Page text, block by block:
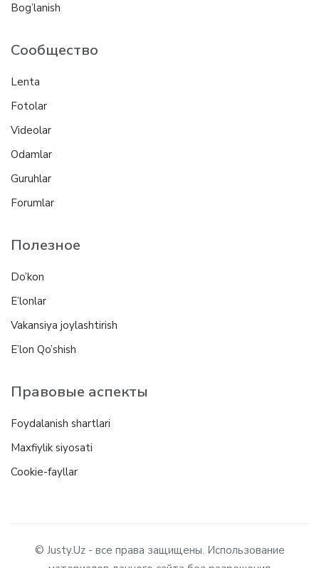
Bog’lanish
Сообщество
Lenta
Fotolar
Videolar
Odamlar
Guruhlar
Forumlar
Полезное
Do’kon
E’lonlar
Vakansiya joylashtirish
E’lon Qo’shish
Правовые аспекты
Foydalanish shartlari
Maxfiylik siyosati
Cookie-fayllar
© Justy.Uz - все права защищены. Использование